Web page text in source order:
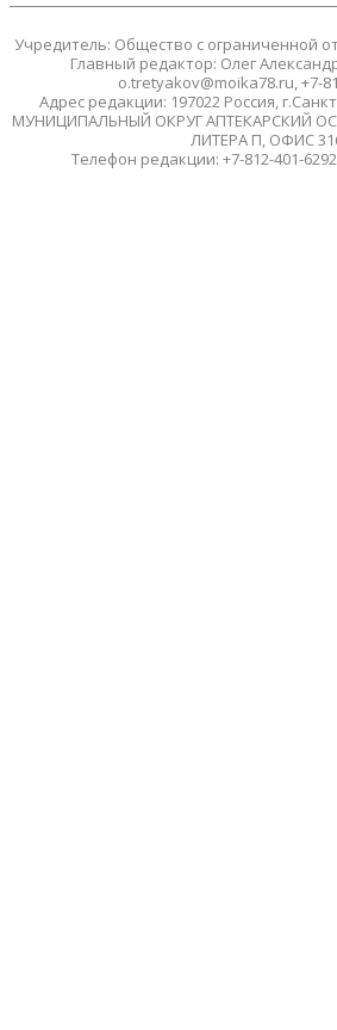
Учредитель: Общество с ограниченной
Главный редактор: Олег
o.tretyakov@moika78.ru, +7-
Адрес редакции: 197022 Россия,
МУНИЦИПАЛЬНЫЙ ОКРУГ АПТЕКАРСКИЙ
ЛИТЕРА П, ОФИС
Телефон редакции: +7-812-401-